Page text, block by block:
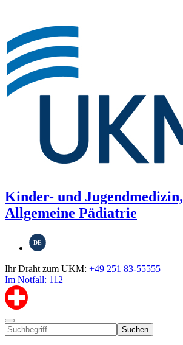
Kinder- und Jugendmedizin,
Allgemeine Pädiatrie
DE
Ihr Draht zum UKM: +49 251 83-55555
Im Notfall: 112
Suchen